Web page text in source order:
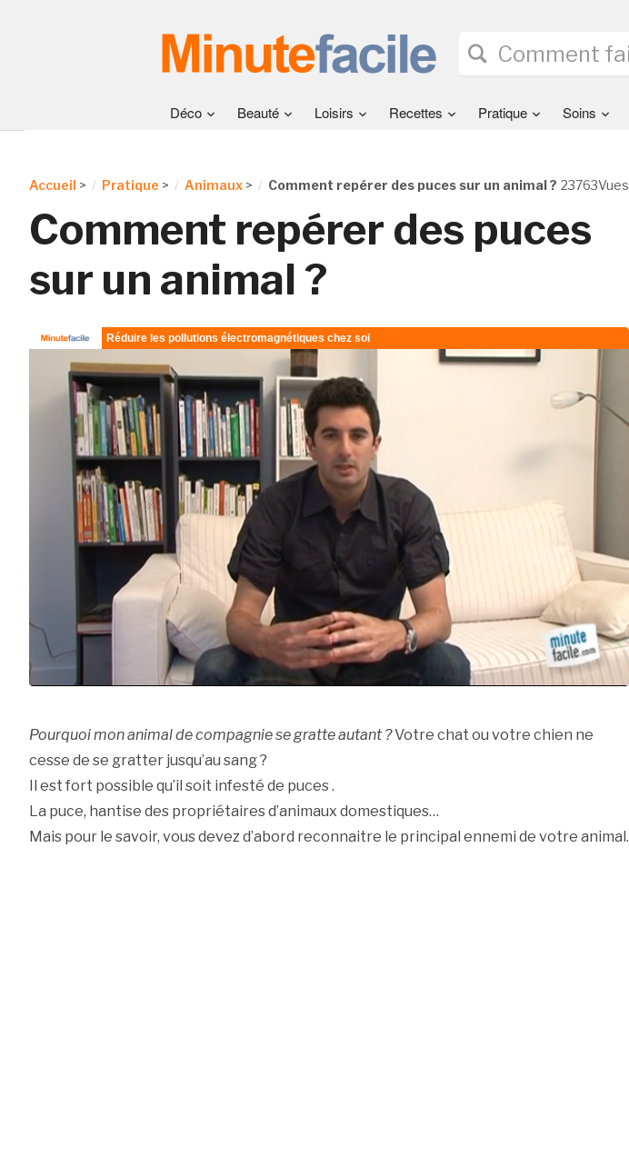
Déco Beauté Loisirs Recettes Pratique Soins
23763Vues
Accueil > Pratique > Animaux> Comment repérer des puces sur un animal ?
Comment repérer des puces
sur un animal ?
Pourquoi mon animal de compagnie se gratte autant ?Votre chat ou votre chien ne
cesse de se gratter jusqu’au sang ?
Il est fort possible qu’il soit infesté de puces .
La puce, hantise des propriétaires d’animaux domestiques…
Mais pour le savoir, vous devez d’abord reconnaitre le principal ennemi de votre animal.